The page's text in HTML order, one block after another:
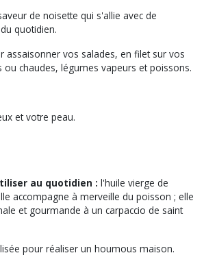
de noisette qui s'allie avec de
quotidien.
assaisonner vos salades, en filet sur vos
ou chaudes, légumes vapeurs et poissons.
et votre peau.
au quotidien : l'huile vierge de
accompagne à merveille du poisson ; elle
et gourmande à un carpaccio de saint
pour réaliser un houmous maison.